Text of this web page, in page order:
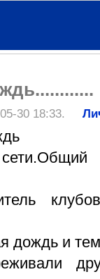
30 18:33.
дождь и